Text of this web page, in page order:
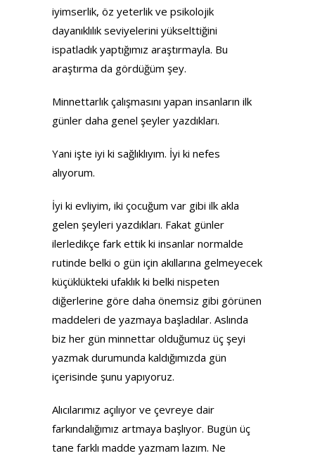
iyimserlik, öz yeterlik ve psikolojik
dayanıklılık seviyelerini yükselttiğini
ispatladık yaptığımız araştırmayla. Bu
araştırma da gördüğüm şey.
Minnettarlık çalışmasını yapan insanların ilk
günler daha genel şeyler yazdıkları.
Yani işte iyi ki sağlıklıyım. İyi ki nefes
alıyorum.
İyi ki evliyim, iki çocuğum var gibi ilk akla
gelen şeyleri yazdıkları. Fakat günler
ilerledikçe fark ettik ki insanlar normalde
rutinde belki o gün için akıllarına gelmeyecek
küçüklükteki ufaklık ki belki nispeten
diğerlerine göre daha önemsiz gibi görünen
maddeleri de yazmaya başladılar. Aslında
biz her gün minnettar olduğumuz üç şeyi
yazmak durumunda kaldığımızda gün
içerisinde şunu yapıyoruz.
Alıcılarımız açılıyor ve çevreye dair
farkındalığımız artmaya başlıyor. Bugün üç
tane farklı madde yazmam lazım. Ne